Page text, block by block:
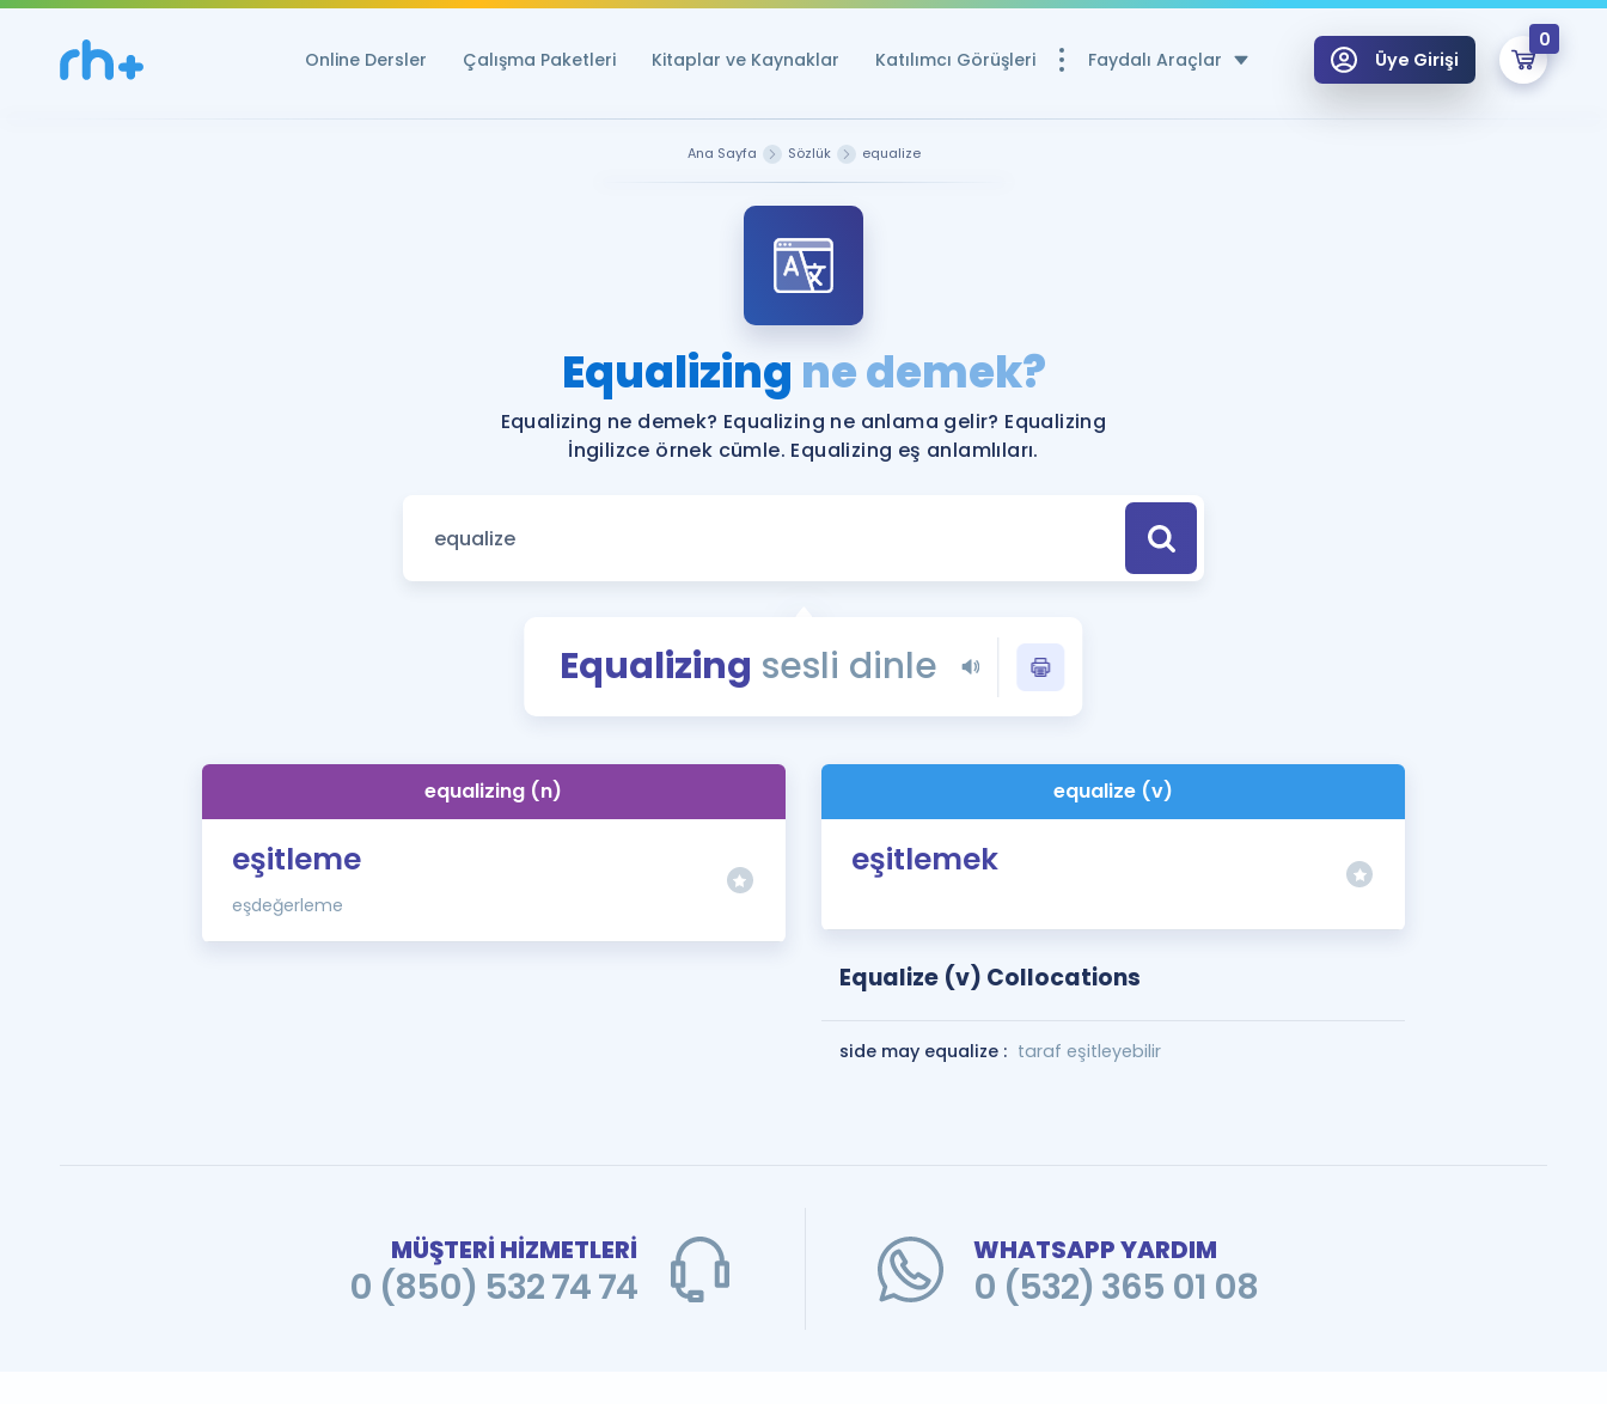
Online Dersler Çalışma Paketleri Kitaplar ve Kaynaklar Katılımcı Görüşleri Faydalı Araçlar
YDS ve YÖKDİL Puan Hesaplama Aracı
YDS ve YÖKDİL'e Hazırlananlar için Öneriler
Tüm ÖSYM Sınavları Tek Takvimde
YDS - YÖKDİL Tüm Sınavlarla İlgili Haberler
İngilizce Gramer
Üye Girişi
0
Remzi Hoca ile seni sınava hazırlayacak onlarca eğitim seni bekliyor!
Ana Sayfa Sözlük equalize
Equalizing ne demek?
Equalizing ne demek? Equalizing ne anlama gelir? Equalizing
İngilizce örnek cümle. Equalizing eş anlamlıları.
Equalizing sesli dinle
equalizing (n)
eşitleme
eşdeğerleme
equalize (v)
eşitlemek
Equalize (v) Collocations
side may equalize : taraf eşitleyebilir
MÜŞTERİ HİZMETLERİ
0 (850) 532 74 74
WHATSAPP YARDIM
0 (532) 365 01 08